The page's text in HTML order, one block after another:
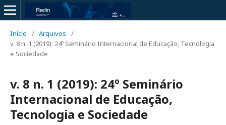
Início / Arquivos
/
v. 8 n. 1 (2019): 24º Seminário Internacional de Educação, Tecnologia
e Sociedade
v. 8 n. 1 (2019): 24º Seminário
Internacional de Educação,
Tecnologia e Sociedade